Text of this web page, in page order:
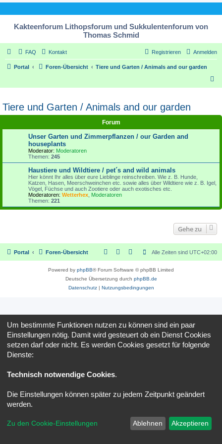
Kakteenforum Lithopsforum und Sukkulentenforum von
Thomas Schmid
FAQ Kontakt Anmelden
Registrieren
Portal Foren-Übersicht
Tiere und Garten / Animals and our garden
h
Tiere und Garten / Animals and our garden
Forum
Unser Garten und Zimmerpflanzen / our Garden and
houseplants
Moderator: Moderatoren
Themen: 245
Haustiere und Wildtiere / pet´s and wild animals
Hier könnt Ihr alles über eure Lieblinge reinschreiben. Wie z. B. Hunde,
Katzen, Hasen, Meerschweinchen etc. sowie alles über Wildtiere wie z. B. Igel,
Vögel, Füchse und auch Zootiere oder auch exotisches etc.
Moderatoren: Wetterhex Moderatoren
Themen: 221
Gehe zu
Portal Foren-Übersicht Alle Zeiten sind UTC+02:00
Powered by phpBB® Forum Software © phpBB Limited
Deutsche Übersetzung durch phpBB.de
Datenschutz| Nutzungsbedingungen
Um bestimmte Funktionen nutzen zu können sind ein paar
Einstellungen nötig. Damit wird gesteuert ob ein Dienst Cookies
setzen darf oder nicht. Es werden Cookies gesetzt für folgende
Dienste:
Technisch notwendige Cookies.
Die Einstellungen können später zu jedem Zeitpunkt geändert
werden.
Zu den Cookie-Einstellungen Ablehnen Akzeptieren